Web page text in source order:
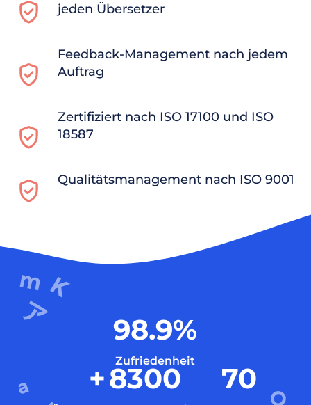
jeden Übersetzer
Feedback-Management nach jedem
Auftrag
Zertifiziert nach ISO 17100 und ISO
18587
Qualitätsmanagement nach ISO 9001
98.9%
Zufriedenheit
+8300 70